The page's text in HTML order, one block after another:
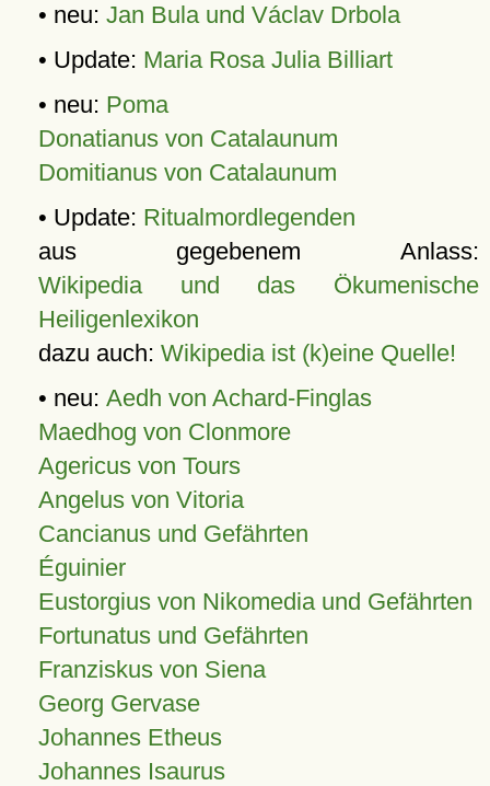
• neu: Jan Bula und Václav Drbola
• Update: Maria Rosa Julia Billiart
• neu: Poma
Donatianus von Catalaunum
Domitianus von Catalaunum
• Update: Ritualmordlegenden
aus gegebenem Anlass:
Wikipedia und das Ökumenische
Heiligenlexikon
dazu auch: Wikipedia ist (k)eine Quelle!
• neu: Aedh von Achard-Finglas
Maedhog von Clonmore
Agericus von Tours
Angelus von Vitoria
Cancianus und Gefährten
Éguinier
Eustorgius von Nikomedia und Gefährten
Fortunatus und Gefährten
Franziskus von Siena
Georg Gervase
Johannes Etheus
Johannes Isaurus